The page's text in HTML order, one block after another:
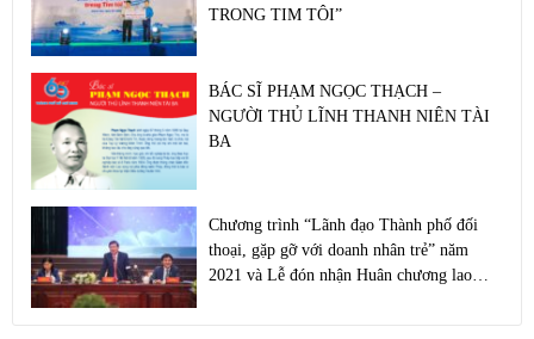
TRONG TIM TÔI”
BÁC SĨ PHẠM NGỌC THẠCH –
NGƯỜI THỦ LĨNH THANH NIÊN TÀI
BA
Chương trình “Lãnh đạo Thành phố đối
thoại, gặp gỡ với doanh nhân trẻ” năm
2021 và Lễ đón nhận Huân chương lao